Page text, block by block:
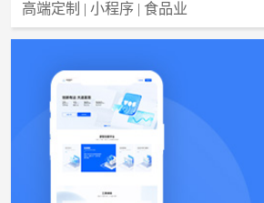
高端定制 | 小程序 | 食品业